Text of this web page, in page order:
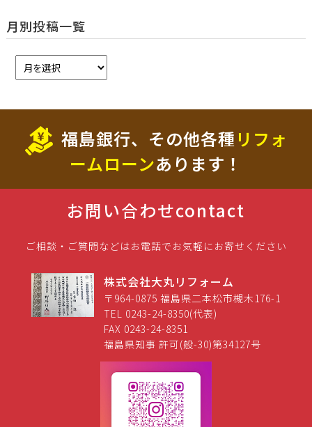
月別投稿一覧
福島銀行、その他各種 リフォ
ームローンあります！
お問い合わせcontact
ご相談・ご質問などはお電話でお気軽にお寄せください
株式会社大丸リフォーム
〒964-0875 福島県二本松市槻木176-1
TEL 0243-24-8350(代表)
FAX 0243-24-8351
福島県知事 許可(般-30)第34127号